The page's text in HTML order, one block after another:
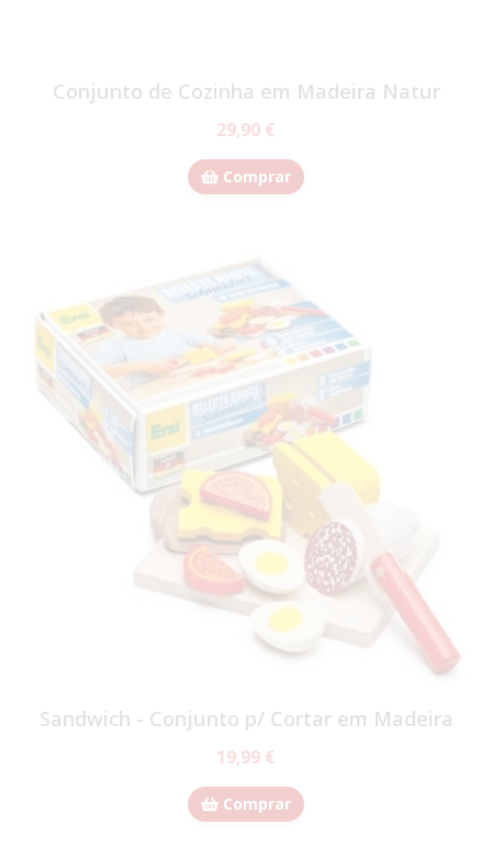
Conjunto de Cozinha em Madeira Natur
29,90 €
Comprar
Sandwich - Conjunto p/ Cortar em Madeira
19,99 €
Comprar